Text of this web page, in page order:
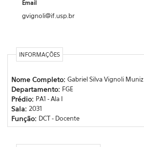
Email
gvignoli@if.usp.br
INFORMAÇÕES
Nome Completo: Gabriel Silva Vignoli Muniz
Departamento: FGE
Prédio: PA1 - Ala I
Sala: 2031
Função: DCT - Docente